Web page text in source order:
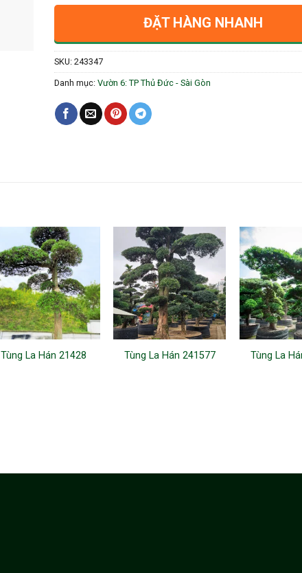
ĐẶT HÀNG NHANH
SKU: 243347
Danh mục: Vườn 6: TP Thủ Đức - Sài Gòn
Tùng La Hán 21428 Tùng La Hán 241577 Tùng La